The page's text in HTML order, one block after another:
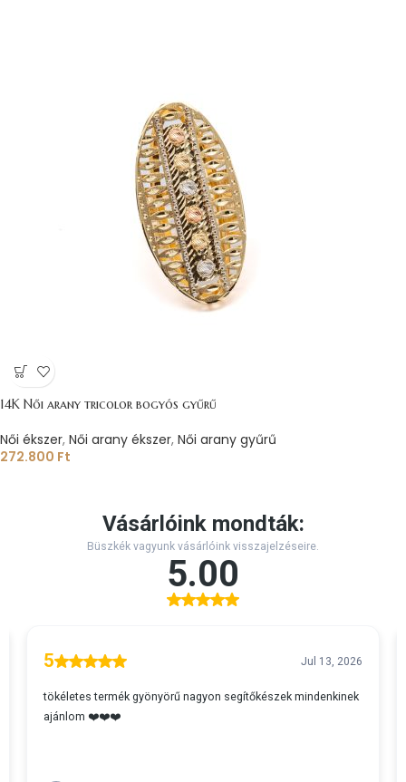
14K Női arany tricolor bogyós gyűrű
Női ékszer, Női arany ékszer, Női arany gyűrű
272.800 Ft